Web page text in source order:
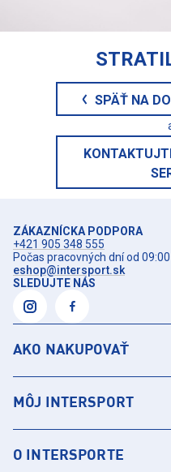
SPÄŤ NA
ZÁKAZNÍCKA PODPORA
+421 905 348 555
Počas pracovných dní od 09:00
eshop@intersport.sk
SLEDUJTE NÁS
AKO NAKUPOVAŤ
MÔJ INTERSPORT
O INTERSPORTE